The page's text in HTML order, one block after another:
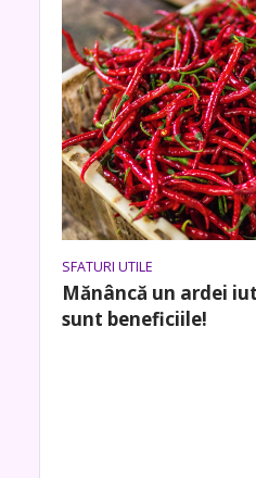
SFATURI UTILE
Mănâncă un ardei
sunt beneficiile!